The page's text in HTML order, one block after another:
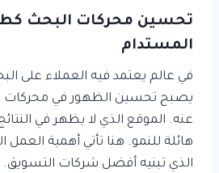
تحسين محركات البحث
المستدام
في عالم يعتمد فيه العملاء على
يصبح تحسين الظهور في محركات
عنه. الموقع الذي لا يظهر في
هائلة للنمو. هنا تأتي أهمية العمل
الذي تبنيه أفضل شركات التسويق.